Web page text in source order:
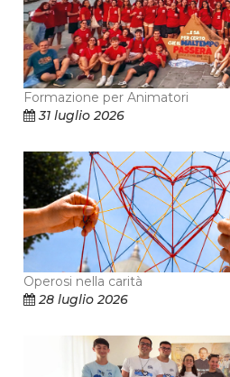
Formazione per Animatori
31 luglio 2026
Operosi nella carità
28 luglio 2026